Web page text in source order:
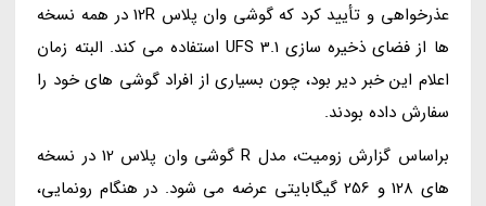
عذرخواهی و تأیید کرد که گوشی وان پلاس 12R در همه نسخه
ها از فضای ذخیره سازی UFS 3.1 استفاده می کند. البته زمان
اعلام این خبر دیر بود، چون بسیاری از افراد گوشی های خود را
سفارش داده بودند.
براساس گزارش زومیت، مدل R گوشی وان پلاس 12 در نسخه
های 128 و 256 گیگابایتی عرضه می شود. در هنگام رونمایی،